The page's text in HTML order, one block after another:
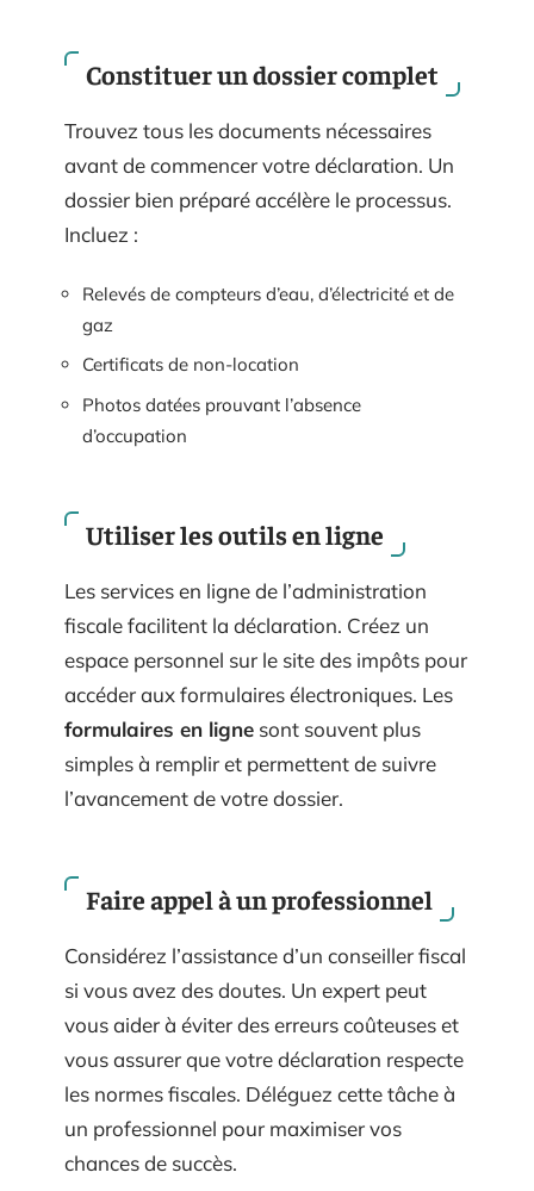
Constituer un dossier complet
Trouvez tous les documents nécessaires
avant de commencer votre déclaration. Un
dossier bien préparé accélère le processus.
Incluez :
Relevés de compteurs d’eau, d’électricité et de
gaz
Certificats de non-location
Photos datées prouvant l’absence
d’occupation
Utiliser les outils en ligne
Les services en ligne de l’administration
fiscale facilitent la déclaration. Créez un
espace personnel sur le site des impôts pour
accéder aux formulaires électroniques. Les
formulaires en ligne sont souvent plus
simples à remplir et permettent de suivre
l’avancement de votre dossier.
Faire appel à un professionnel
Considérez l’assistance d’un conseiller fiscal
si vous avez des doutes. Un expert peut
vous aider à éviter des erreurs coûteuses et
vous assurer que votre déclaration respecte
les normes fiscales. Déléguez cette tâche à
un professionnel pour maximiser vos
chances de succès.